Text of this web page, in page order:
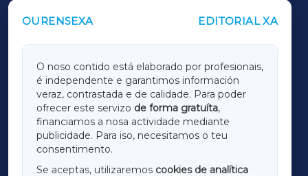
OURENSEXA EDITORIAL XA
O noso contido está elaborado por profesionais,
é independente e garantimos información
veraz, contrastada e de calidade. Para poder
ofrecer este servizo de forma gratuíta,
financiamos a nosa actividade mediante
publicidade. Para iso, necesitamos o teu
consentimento.
Se aceptas, utilizaremos cookies de analítica
OUTROS PERIÓDICOS
LUGOXA
TERRACHAXA